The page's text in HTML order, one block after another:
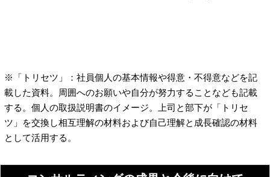
※「トリセツ」：社員個人の基本情報や得意・不得意などを記
載した資料。周囲へのお願いや自分が努力することなども記載
する。個人の取扱説明書のイメージ。上司と部下が「トリセ
ツ」を交換し相互理解の材料および自己理解と成長確認の材料
として活用する。